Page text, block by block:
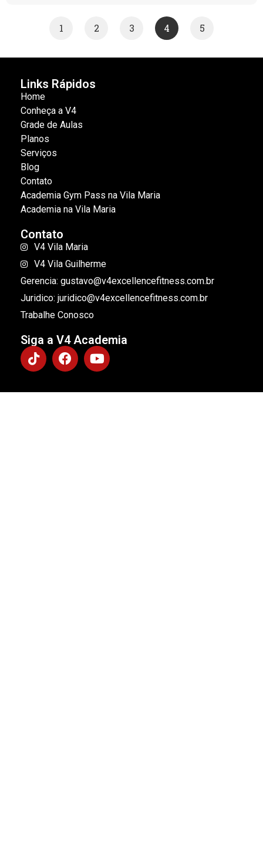
1 2 3 4 5
Links Rápidos
Home
Conheça a V4
Grade de Aulas
Planos
Serviços
Blog
Contato
Academia Gym Pass na Vila Maria
Academia na Vila Maria
Contato
V4 Vila Maria
V4 Vila Guilherme
Gerencia: gustavo@v4excellencefitness.com.br
Juridico: juridico@v4excellencefitness.com.br
Trabalhe Conosco
Siga a V4 Academia